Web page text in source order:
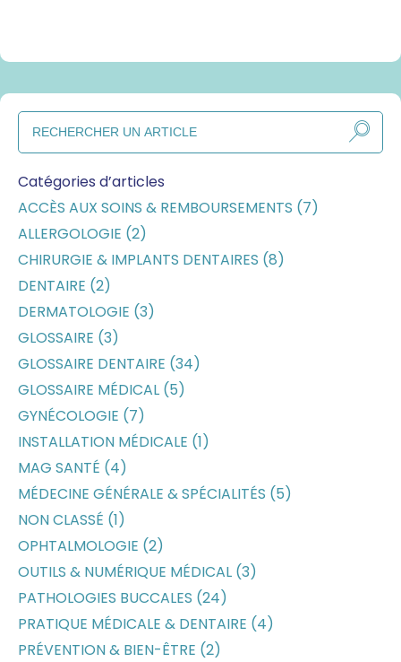
Catégories d’articles
ACCÈS AUX SOINS & REMBOURSEMENTS (7)
ALLERGOLOGIE (2)
CHIRURGIE & IMPLANTS DENTAIRES (8)
DENTAIRE (2)
DERMATOLOGIE (3)
GLOSSAIRE (3)
GLOSSAIRE DENTAIRE (34)
GLOSSAIRE MÉDICAL (5)
GYNÉCOLOGIE (7)
INSTALLATION MÉDICALE (1)
MAG SANTÉ (4)
MÉDECINE GÉNÉRALE & SPÉCIALITÉS (5)
NON CLASSÉ (1)
OPHTALMOLOGIE (2)
OUTILS & NUMÉRIQUE MÉDICAL (3)
PATHOLOGIES BUCCALES (24)
PRATIQUE MÉDICALE & DENTAIRE (4)
PRÉVENTION & BIEN-ÊTRE (2)